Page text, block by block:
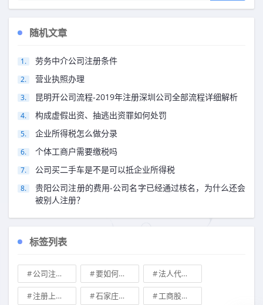
随机文章
劳务中介公司注册条件
营业执照办理
昆明开公司流程-2019年注册深圳公司全部流程详细解析
构成虚假出资、抽逃出资罪如何处罚
企业所得税怎么做分录
个体工商户需要缴税吗
公司买二手车是不是可以抵企业所得税
贵阳公司注册的费用-公司名字已经通过核名，为什么还会
被别人注册？
标签列表
公司注册地址可不可以改 要如何注册成立家族公司 法人代表变更\
注册上海公司 石家庄典当行转让 工商股权转让